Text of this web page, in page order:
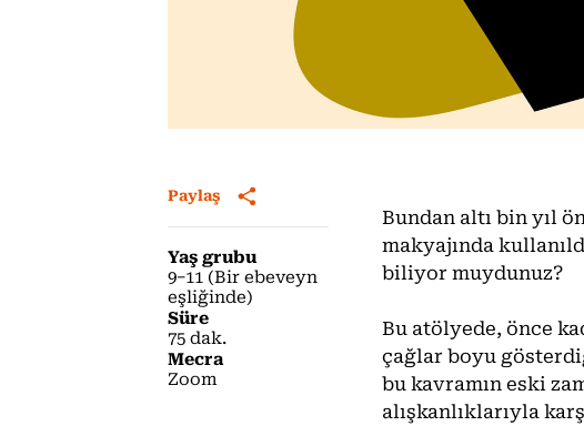
Paylaş
Yaş grubu
9−11 (Bir ebeveyn
eşliğinde)
Süre
75 dak.
Mecra
Zoom
Bundan altı bin yıl
makyajında
biliyor muydunuz?
Bu atölyede, önce
çağlar boyu
bu kavramın eski
alışkanlıklarıyla